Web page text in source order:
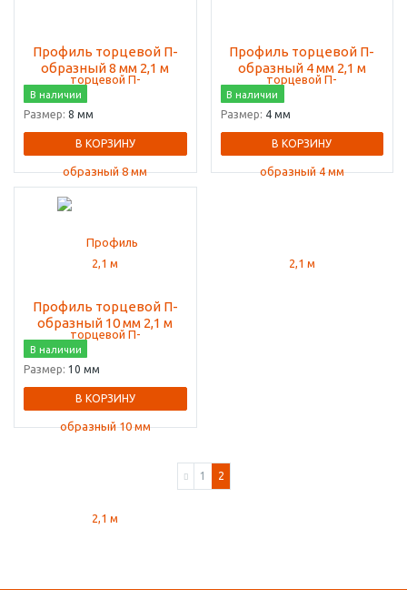
Профиль торцевой П-
образный 8 мм 2,1 м
В наличии
Размер: 8 мм
В КОРЗИНУ
Профиль торцевой П-
образный 4 мм 2,1 м
В наличии
Размер: 4 мм
В КОРЗИНУ
Профиль торцевой П-
образный 10 мм 2,1 м
В наличии
Размер: 10 мм
В КОРЗИНУ
1 2